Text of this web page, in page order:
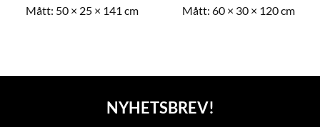
Mått: 50 × 25 × 141 cm Mått: 60 × 30 × 120 cm
NYHETSBREV!